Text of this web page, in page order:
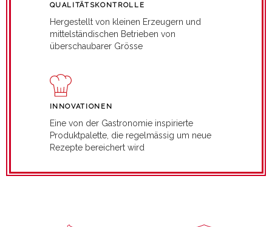
QUALITÄTSKONTROLLE
Hergestellt von kleinen Erzeugern und
mittelständischen Betrieben von
überschaubarer Grösse
INNOVATIONEN
Eine von der Gastronomie inspirierte
Produktpalette, die regelmässig um neue
Rezepte bereichert wird